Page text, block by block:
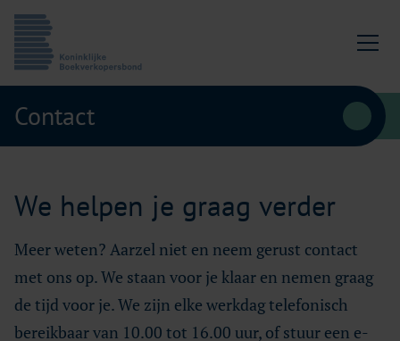
Ga naar content
Contact
We helpen je graag verder
Meer weten? Aarzel niet en neem gerust contact
met ons op. We staan voor je klaar en nemen graag
de tijd voor je. We zijn elke werkdag telefonisch
bereikbaar van 10.00 tot 16.00 uur, of stuur een e-